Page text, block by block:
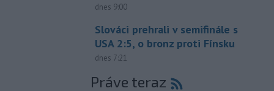
dnes 9:00
Slováci prehrali v semifinále s
USA 2:5, o bronz proti Fínsku
dnes 7:21
Práve teraz